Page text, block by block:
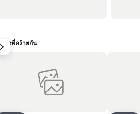
ที่พักที่คล้ายกัน
ถัดไป